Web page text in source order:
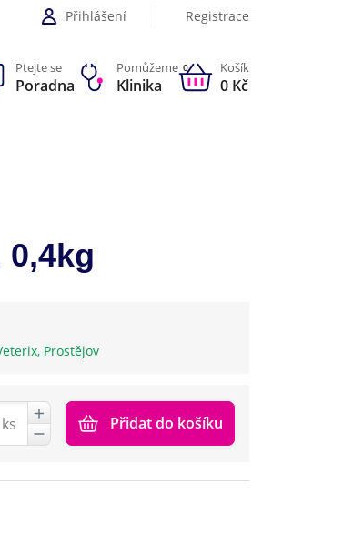
Přihlášení Registrace
Ptejte se
Poradna
Pomůžeme
Klinika
0 Košík
0 Kč
Prostějov
ks Přidat do košíku